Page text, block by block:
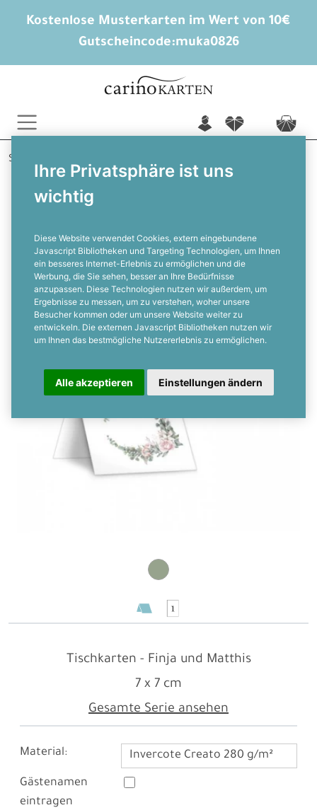
Kostenlose Musterkarten im Wert von 10€
Gutscheincode:muka0826
Ihre Privatsphäre ist uns
wichtig
Diese Website verwendet Cookies, extern eingebundene
Javascript Bibliotheken und Targeting Technologien, um Ihnen
ein besseres Internet-Erlebnis zu ermöglichen und die
Werbung, die Sie sehen, besser an Ihre Bedürfnisse
anzupassen. Diese Technologien nutzen wir außerdem, um
Ergebnisse zu messen, um zu verstehen, woher unsere
Besucher kommen oder um unsere Website weiter zu
entwickeln. Die externen Javascript Bibliotheken nutzen wir
um Ihnen das bestmögliche Nutzererlebnis zu ermöglichen.
Alle akzeptieren Einstellungen ändern
n f c
Startseite
Finja und Matthis
Personalisierbar
Bezaubernde Tischkarte zur Hochzeit
Beschriften
Tischkarten - Finja und Matthis
Gesamte Serie ansehen
7 x 7 cm
Material: Invercote Creato 280 g/m²
Gästenamen
eintragen